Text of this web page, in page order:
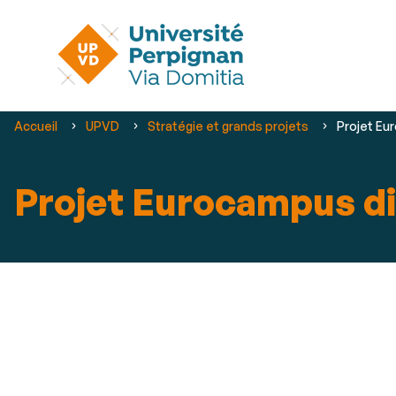
Vous
Accueil UPVD Stratégie et grands projets Projet
Projet Eurocampus